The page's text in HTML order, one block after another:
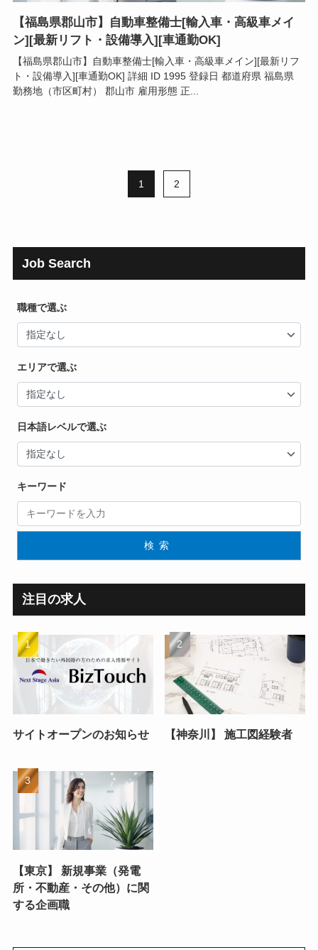
【福島県郡山市】自動車整備士[輸入車・高級車メイ
ン][最新リフト・設備導入][車通勤OK]
【福島県郡山市】自動車整備士[輸入車・高級車メイン][最新リフ
ト・設備導入][車通勤OK] 詳細 ID 1995 登録日 都道府県 福島県
勤務地（市区町村） 郡山市 雇用形態 正...
1 2
Job Search
職種で選ぶ
エリアで選ぶ
日本語レベルで選ぶ
キーワード
検索
注目の求人
サイトオープンのお知らせ 【神奈川】 施工図経験者
【東京】 新規事業（発電
所・不動産・その他）に関
する企画職